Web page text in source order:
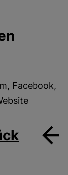
Facebook,